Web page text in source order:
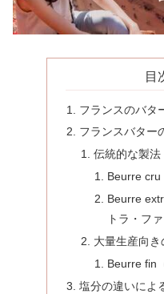
目
フランスのバタ
フランスバター
伝統的な製法
Beurre cru
Beurre
トラ・ファ
大量生産向き
Beurre fin
塩分の違いによ